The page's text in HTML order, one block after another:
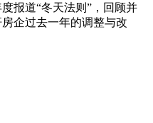
报道“冬天法则”，回顾并
企过去一年的调整与改